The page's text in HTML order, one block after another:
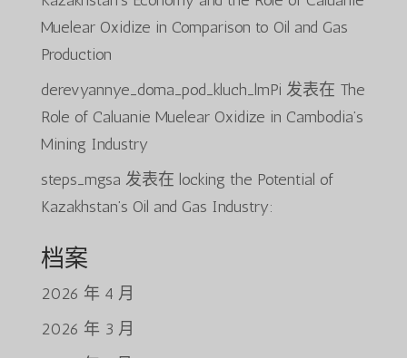
Muelear Oxidize in Comparison to Oil and Gas
Production
derevyannye_doma_pod_kluch_lmPi 发表在 The
Role of Caluanie Muelear Oxidize in Cambodia’s
Mining Industry
steps_mgsa 发表在 locking the Potential of
Kazakhstan’s Oil and Gas Industry:
档案
2026 年 4 月
2026 年 3 月